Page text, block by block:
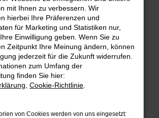
Error
ein Fehler aufgetreten.
paar Tipps, die dir helfen können:
deine Firewall und deine
mit Ihnen zu verbessern. Wir
hierbei Ihre Präferenzen und
für Marketing und Statistiken nur,
Einwilligung geben. Wenn Sie zu
Zeitpunkt Ihre Meinung ändern, können
jederzeit für die Zukunft widerrufen.
zum Umfang der
finden Sie hier:
Cookie-Richtlinie
von Cookies werden von uns eingesetzt: